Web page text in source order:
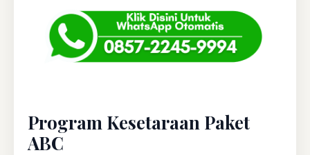
Program Kesetaraan Paket
ABC